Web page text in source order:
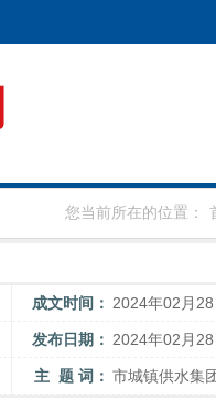
您当前所在的位置：
成文时间： 2024年02月28
发布日期： 2024年02月28
主 题 词： 市城镇供水集